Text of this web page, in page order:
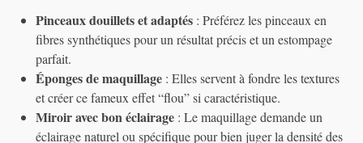
Pinceaux douillets et adaptés : Préférez les pinceaux en
fibres synthétiques pour un résultat précis et un estompage
parfait.
Éponges de maquillage : Elles servent à fondre les textures
et créer ce fameux effet “flou” si caractéristique.
Miroir avec bon éclairage : Le maquillage demande un
éclairage naturel ou spécifique pour bien juger la densité des